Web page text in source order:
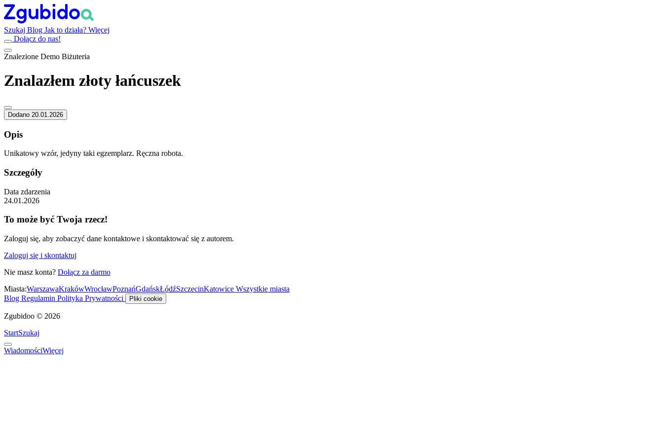
Szukaj Blog Jak to działa? Więcej
Dołącz do nas!
Znalezione Demo Biżuteria
Znalazłem złoty łańcuszek
Dodano 20.01.2026
Opis
Unikatowy wzór, jedyny taki egzemplarz. Ręczna robota.
Szczegóły
Data zdarzenia
24.01.2026
To może być Twoja rzecz!
Zaloguj się, aby zobaczyć dane kontaktowe i skontaktować się z autorem.
Zaloguj się i skontaktuj
Nie masz konta? Dołącz za darmo
Miasta:WarszawaKrakówWrocławPoznańGdańskŁódźSzczecinKatowice Wszystkie miasta
Blog Regulamin Polityka Prywatności Pliki cookie
Zgubidoo © 2026
StartSzukaj
WiadomościWięcej